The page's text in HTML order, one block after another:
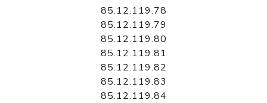
85.12.119.78
85.12.119.79
85.12.119.80
85.12.119.81
85.12.119.82
85.12.119.83
85.12.119.84